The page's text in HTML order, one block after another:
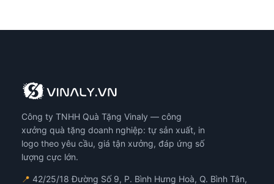
Công ty TNHH Quà Tặng Vinaly — công
xưởng quà tặng doanh nghiệp: tự sản xuất, in
logo theo yêu cầu, giá tận xưởng, đáp ứng số
lượng cực lớn.
📍 42/25/18 Đường Số 9, P. Bình Hưng Hoà, Q. Bình Tân,